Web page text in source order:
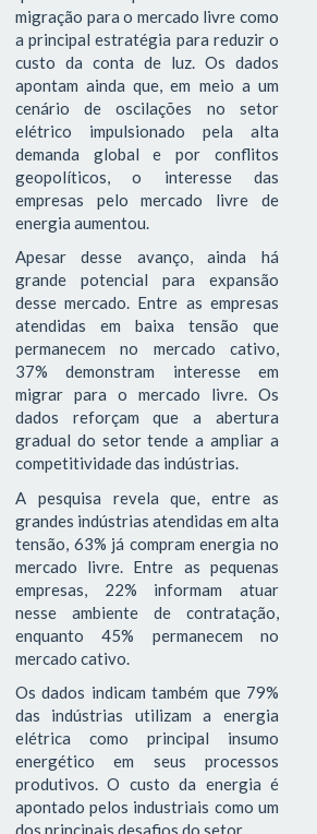
migração para o mercado livre como
a principal estratégia para reduzir o
custo da conta de luz. Os dados
apontam ainda que, em meio a um
cenário de oscilações no setor
elétrico impulsionado pela alta
demanda global e por conflitos
geopolíticos, o interesse das
empresas pelo mercado livre de
energia aumentou.
Apesar desse avanço, ainda há
grande potencial para expansão
desse mercado. Entre as empresas
atendidas em baixa tensão que
permanecem no mercado cativo,
37% demonstram interesse em
migrar para o mercado livre. Os
dados reforçam que a abertura
gradual do setor tende a ampliar a
competitividade das indústrias.
A pesquisa revela que, entre as
grandes indústrias atendidas em alta
tensão, 63% já compram energia no
mercado livre. Entre as pequenas
empresas, 22% informam atuar
nesse ambiente de contratação,
enquanto 45% permanecem no
mercado cativo.
Os dados indicam também que 79%
das indústrias utilizam a energia
elétrica como principal insumo
energético em seus processos
produtivos. O custo da energia é
apontado pelos industriais como um
dos principais desafios do setor.